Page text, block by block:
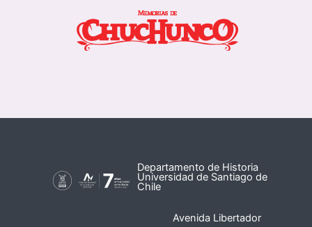
Departamento de Historia
Universidad de Santiago de
Chile
Avenida Libertador